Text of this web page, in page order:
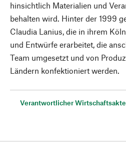
hinsichtlich Materialien und
behalten wird. Hinter der 1999
Claudia Lanius, die in ihrem
und Entwürfe erarbeitet, die
Team umgesetzt und von
Ländern konfektioniert werden.
Verantwortlicher